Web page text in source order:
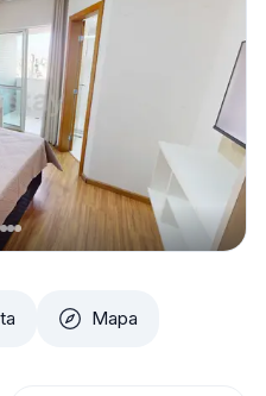
Mapa